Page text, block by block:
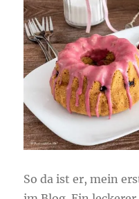
So da ist er, mein